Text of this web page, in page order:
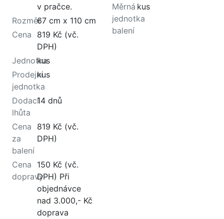
v pračce.
Rozměr67 cm x 110 cm
Cena
819 Kč (vč.
DPH)
Jednotka
kus
Prodejní
jednotka
kus
Dodací
lhůta
14 dnů
Cena
za
balení
819 Kč (vč.
DPH)
Cena
dopravy
150 Kč (vč.
DPH) Při
objednávce
nad 3.000,- Kč
doprava
Měrná
jednotka
balení
kus